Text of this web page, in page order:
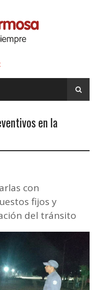
en la
con
fijos y
del tránsito